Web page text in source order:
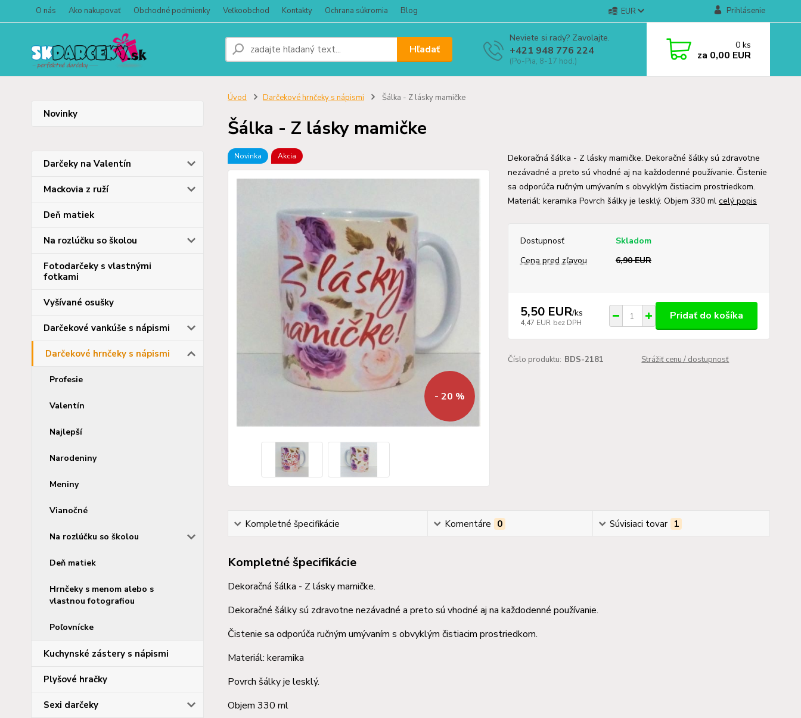
O nás Ako nakupovať Obchodné podmienky Veľkoobchod Kontakty Ochrana súkromia Blog EUR Prihlásenie
Hľadať
Neviete si rady? Zavolajte.
+421 948 776 224
(Po-Pia, 8-17 hod.)
0 ks
za 0,00 EUR
Novinky
Darčeky na Valentín
Mackovia z ruží
Deň matiek
Na rozlúčku so školou
Fotodarčeky s vlastnými
fotkami
Vyšívané osušky
Darčekové vankúše s nápismi
Darčekové hrnčeky s nápismi
Profesie
Valentín
Najlepší
Narodeniny
Meniny
Vianočné
Na rozlúčku so školou
Deň matiek
Hrnčeky s menom alebo s
vlastnou fotografiou
Poľovnícke
Kuchynské zástery s nápismi
Plyšové hračky
Sexi darčeky
Úvod Darčekové hrnčeky s nápismi Šálka - Z lásky mamičke
Šálka - Z lásky mamičke
Novinka Akcia
- 20 %
Dekoračná šálka - Z lásky mamičke. Dekoračné šálky sú zdravotne
nezávadné a preto sú vhodné aj na každodenné používanie. Čistenie
sa odporúča ručným umývaním s obvyklým čistiacim prostriedkom.
Materiál: keramika Povrch šálky je lesklý. Objem 330 ml celý popis
Dostupnosť
Skladom
Cena pred zľavou
6,90 EUR
5,50 EUR/ks
4,47 EUR bez DPH
Pridať do košíka
Číslo produktu: BDS-2181 Strážiť cenu / dostupnosť
Kompletné špecifikácie Komentáre 0 Súvisiaci tovar 1
Kompletné špecifikácie
Dekoračná šálka - Z lásky mamičke.
Dekoračné šálky sú zdravotne nezávadné a preto sú vhodné aj na každodenné používanie.
Čistenie sa odporúča ručným umývaním s obvyklým čistiacim prostriedkom.
Materiál: keramika
Povrch šálky je lesklý.
Objem 330 ml